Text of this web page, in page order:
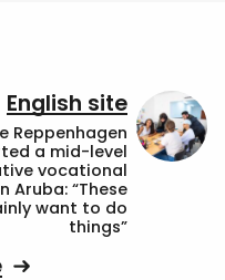
English site
Reppenhagen
a mid-level
vocational
Aruba: “These
want to do
things”